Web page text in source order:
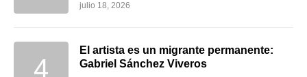
julio 18, 2026
El artista es un migrante permanente:
Gabriel Sánchez Viveros